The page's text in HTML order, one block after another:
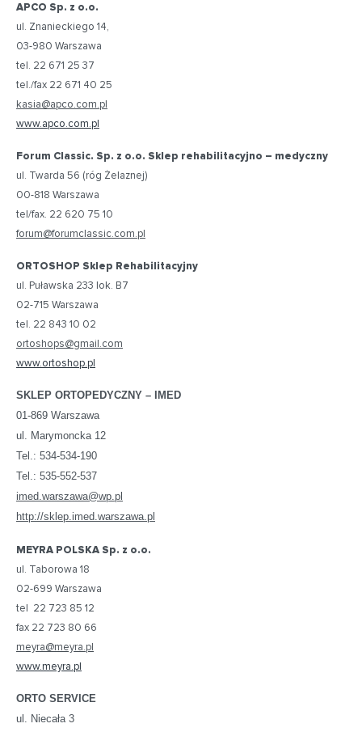
APCO Sp. z o.o.
ul. Znanieckiego 14,
03-980 Warszawa
tel. 22 671 25 37
tel./fax 22 671 40 25
kasia@apco.com.pl
www.apco.com.pl
Forum Classic. Sp. z o.o. Sklep rehabilitacyjno – medyczny
ul. Twarda 56 (róg Żelaznej)
00-818 Warszawa
tel/fax. 22 620 75 10
forum@forumclassic.com.pl
ORTOSHOP Sklep Rehabilitacyjny
ul. Puławska 233 lok. B7
02-715 Warszawa
tel. 22 843 10 02
ortoshops@gmail.com
www.ortoshop.pl
SKLEP ORTOPEDYCZNY – IMED
01-869 Warszawa
ul. Marymoncka 12
Tel.: 534-534-190
Tel.: 535-552-537
imed.warszawa@wp.pl
http://sklep.imed.warszawa.pl
MEYRA POLSKA Sp. z o.o.
ul. Taborowa 18
02-699 Warszawa
tel 22 723 85 12
fax 22 723 80 66
meyra@meyra.pl
www.meyra.pl
ORTO SERVICE
ul. Niecała 3